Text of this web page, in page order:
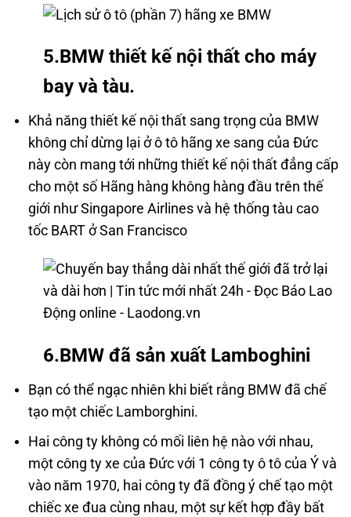
5.BMW thiết kế nội thất cho máy
bay và tàu.
Khả năng thiết kế nội thất sang trọng của BMW
không chỉ dừng lại ở ô tô hãng xe sang của Đức
này còn mang tới những thiết kế nội thất đẳng cấp
cho một số Hãng hàng không hàng đầu trên thế
giới như Singapore Airlines và hệ thống tàu cao
tốc BART ở San Francisco
6.BMW đã sản xuất Lamboghini
Bạn có thể ngạc nhiên khi biết rằng BMW đã chế
tạo một chiếc Lamborghini.
Hai công ty không có mối liên hệ nào với nhau,
một công ty xe của Đức với 1 công ty ô tô của Ý và
vào năm 1970, hai công ty đã đồng ý chế tạo một
chiếc xe đua cùng nhau, một sự kết hợp đầy bất